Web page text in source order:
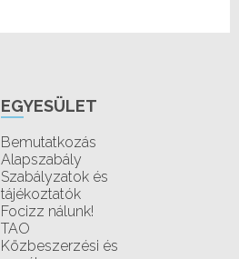
EGYESÜLET
Bemutatkozás
Alapszabály
Szabályzatok és
tájékoztatók
Focizz nálunk!
TAO
Közbeszerzési és